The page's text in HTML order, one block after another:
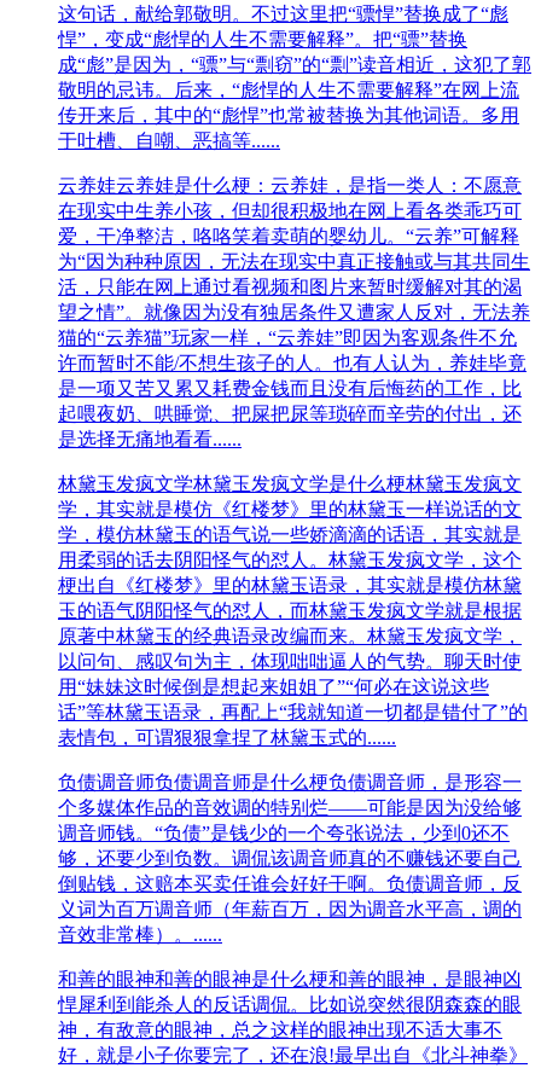
这句话，献给郭敬明。不过这里把“骠悍”替换成了“彪
悍”，变成“彪悍的人生不需要解释”。把“骠”替换
成“彪”是因为，“骠”与“剽窃”的“剽”读音相近，这犯了郭
敬明的忌讳。后来，“彪悍的人生不需要解释”在网上流
传开来后，其中的“彪悍”也常被替换为其他词语。多用
于吐槽、自嘲、恶搞等......
云养娃云养娃是什么梗：云养娃，是指一类人：不愿意
在现实中生养小孩，但却很积极地在网上看各类乖巧可
爱，干净整洁，咯咯笑着卖萌的婴幼儿。“云养”可解释
为“因为种种原因，无法在现实中真正接触或与其共同生
活，只能在网上通过看视频和图片来暂时缓解对其的渴
望之情”。就像因为没有独居条件又遭家人反对，无法养
猫的“云养猫”玩家一样，“云养娃”即因为客观条件不允
许而暂时不能/不想生孩子的人。也有人认为，养娃毕竟
是一项又苦又累又耗费金钱而且没有后悔药的工作，比
起喂夜奶、哄睡觉、把屎把尿等琐碎而辛劳的付出，还
是选择无痛地看看......
林黛玉发疯文学林黛玉发疯文学是什么梗林黛玉发疯文
学，其实就是模仿《红楼梦》里的林黛玉一样说话的文
学，模仿林黛玉的语气说一些娇滴滴的话语，其实就是
用柔弱的话去阴阳怪气的怼人。林黛玉发疯文学，这个
梗出自《红楼梦》里的林黛玉语录，其实就是模仿林黛
玉的语气阴阳怪气的怼人，而林黛玉发疯文学就是根据
原著中林黛玉的经典语录改编而来。林黛玉发疯文学，
以问句、感叹句为主，体现咄咄逼人的气势。聊天时使
用“妹妹这时候倒是想起来姐姐了”“何必在这说这些
话”等林黛玉语录，再配上“我就知道一切都是错付了”的
表情包，可谓狠狠拿捏了林黛玉式的......
负债调音师负债调音师是什么梗负债调音师，是形容一
个多媒体作品的音效调的特别烂——可能是因为没给够
调音师钱。“负债”是钱少的一个夸张说法，少到0还不
够，还要少到负数。调侃该调音师真的不赚钱还要自己
倒贴钱，这赔本买卖任谁会好好干啊。负债调音师，反
义词为百万调音师（年薪百万，因为调音水平高，调的
音效非常棒）。......
和善的眼神和善的眼神是什么梗和善的眼神，是眼神凶
悍犀利到能杀人的反话调侃。比如说突然很阴森森的眼
神，有敌意的眼神，总之这样的眼神出现不适大事不
好，就是小子你要完了，还在浪!最早出自《北斗神拳》